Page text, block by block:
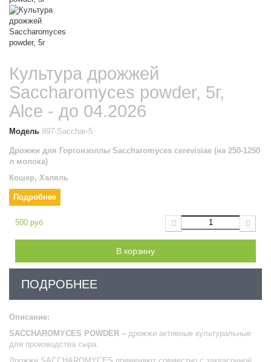
Культура дрожжей
Saccharomyces powder, 5г,
Alce - до 04.2026
Модель 897-Sacchar-5
Дрожжи для Горгонзоллы Saccharomyces cerevisiae (на 250-1250
л молока)
Кошер, Халяль
Подробнее
500 руб
В корзину
ПОДРОБНЕЕ
Описание:
SACCHAROMYCES POWDER – дрожжи активные культуральные
для производства сыра.